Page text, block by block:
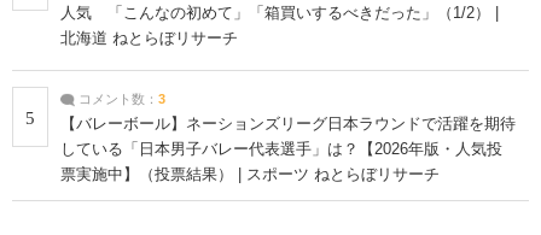
人気 「こんなの初めて」「箱買いするべきだった」（1/2） |
北海道 ねとらぼリサーチ
5
コメント数： 3
【バレーボール】ネーションズリーグ日本ラウンドで活躍を期待
している「日本男子バレー代表選手」は？【2026年版・人気投
票実施中】（投票結果） | スポーツ ねとらぼリサーチ